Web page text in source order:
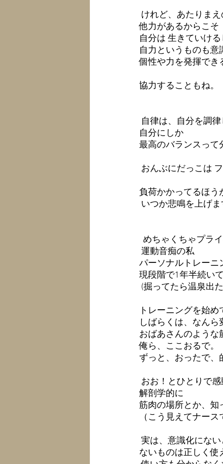
けれど、あたりま
他力があるからこそ
自分は 生きていける
自力というものも意
個性や力を発揮でき
協力することもね。
自律は、自分を調
自分にしか
最高のバランスって
おんぶにだっこは
負荷かかってるほう
いつか悲鳴を上げま
めちゃくちゃプラ
運動音痴の私
パーソナルトレーニ
現段階で1年半続い
(掘ってたら温泉出
トレーニングを始め
しばらくは、なんら
おばあさんのような
俺ら、ここおるで。
ずっと、おったで、
おお！とひとりで
解剖学的に
筋肉の場所とか、知
（こう見えてナース
実は、意識化にな
ないものは正しく使